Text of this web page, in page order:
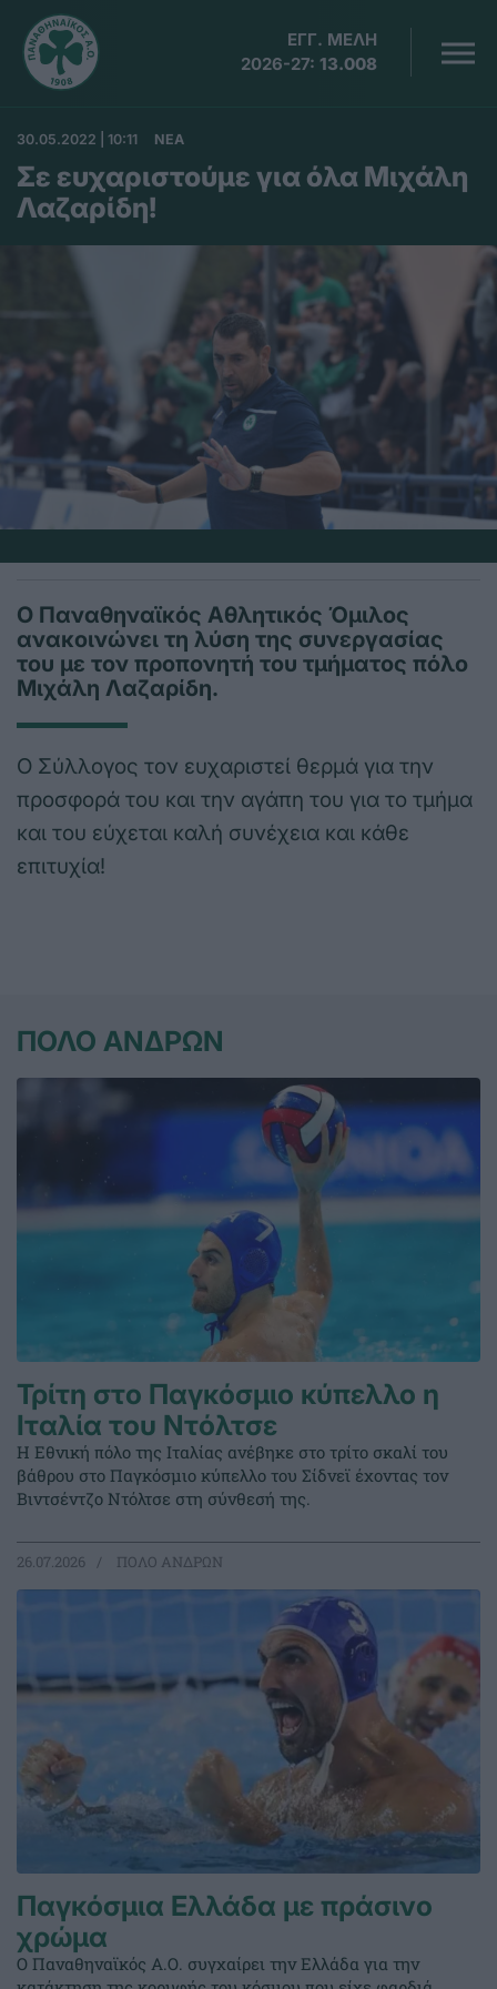
ΕΓΓ. ΜΕΛΗ
2026-27: 13.008
30.05.2022 | 10:11 ΝΕΑ
Σε ευχαριστούμε για όλα Μιχάλη
Λαζαρίδη!
Ο Παναθηναϊκός Αθλητικός Όμιλος
ανακοινώνει τη λύση της συνεργασίας
του με τον προπονητή του τμήματος πόλο
Μιχάλη Λαζαρίδη.
Ο Σύλλογος τον ευχαριστεί θερμά για την
προσφορά του και την αγάπη του για το τμήμα
και του εύχεται καλή συνέχεια και κάθε
επιτυχία!
ΠΟΛΟ ΑΝΔΡΩΝ
Τρίτη στο Παγκόσμιο κύπελλο η
Ιταλία του Ντόλτσε
Η Εθνική πόλο της Ιταλίας ανέβηκε στο τρίτο σκαλί του
βάθρου στο Παγκόσμιο κύπελλο του Σίδνεϊ έχοντας τον
Βιντσέντζο Ντόλτσε στη σύνθεσή της.
26.07.2026 ΠΟΛΟ ΑΝΔΡΩΝ
Παγκόσμια Ελλάδα με πράσινο
χρώμα
Ο Παναθηναϊκός Α.Ο. συγχαίρει την Ελλάδα για την